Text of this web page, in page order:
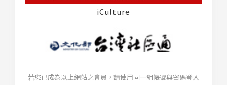
iCulture
若您已成為以上網站之會員，請使用同一組帳號與密碼登入